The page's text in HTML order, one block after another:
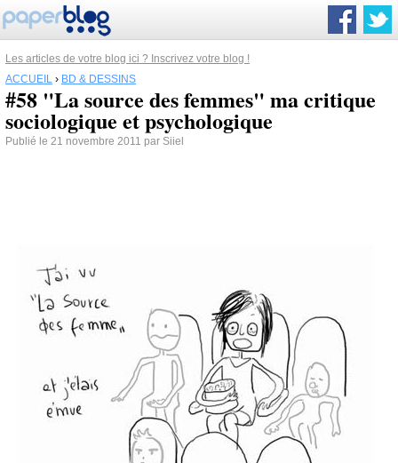
Les articles de votre blog ici ? Inscrivez votre blog !
ACCUEIL › BD & DESSINS
#58 "La source des femmes" ma critique
sociologique et psychologique
Publié le 21 novembre 2011 par Siiel